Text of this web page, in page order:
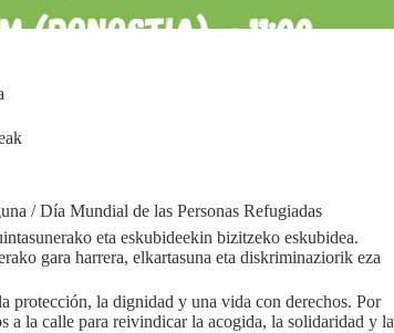
/ Día Mundial de las Personas Refugiadas
eta eskubideekin bizitzeko eskubidea.
gara harrera, elkartasuna eta diskriminaziorik eza
protección, la dignidad y una vida con derechos. Por
a la calle para reivindicar la acogida, la solidaridad y la